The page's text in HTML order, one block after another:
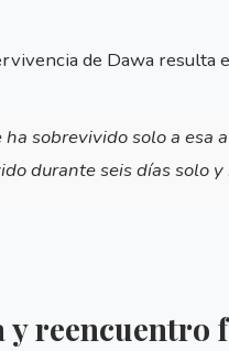
de Dawa resulta
sobrevivido solo a esa
durante seis días solo
y reencuentro